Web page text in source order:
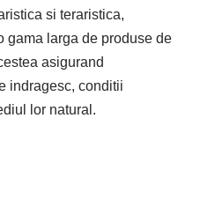
si teraristica,
gama larga de produse de
asigurand
indragesc, conditii
lor natural.